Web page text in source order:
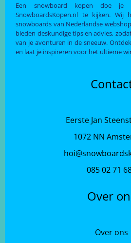
Een snowboard kopen doe
SnowboardsKopen.nl te kijken. Wij
snowboards van Nederlandse
bieden deskundige tips en advies,
van je avonturen in de sneeuw.
en laat je inspireren voor het ultieme
Eerste Jan
1072 NN
085 02 71
Over
Over ons